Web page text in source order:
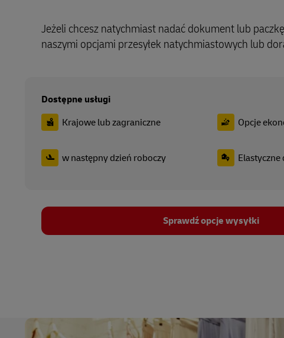
Jeżeli chcesz natychmiast nadać dokument lub
naszymi opcjami przesyłek natychmiastowych lub
Dostępne usługi
Krajowe lub zagraniczne
w następny dzień roboczy
Opcje
Elastyczne
Sprawdź opcje wysyłki